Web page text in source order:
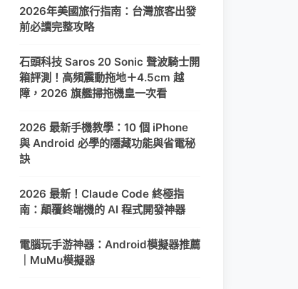
2026年美國旅行指南：台灣旅客出發
前必讀完整攻略
石頭科技 Saros 20 Sonic 聲波騎士開
箱評測！高頻震動拖地＋4.5cm 越
障，2026 旗艦掃拖機皇一次看
2026 最新手機教學：10 個 iPhone
與 Android 必學的隱藏功能與省電秘
訣
2026 最新！Claude Code 終極指
南：顛覆終端機的 AI 程式開發神器
電腦玩手游神器：Android模擬器推薦
｜MuMu模擬器